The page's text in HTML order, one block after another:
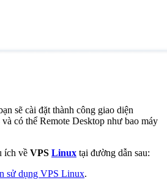
sẽ cài đặt thành công giao diện
có thể Remote Desktop như bao máy
ích về VPS Linux tại đường dẫn sau:
sử dụng VPS Linux.